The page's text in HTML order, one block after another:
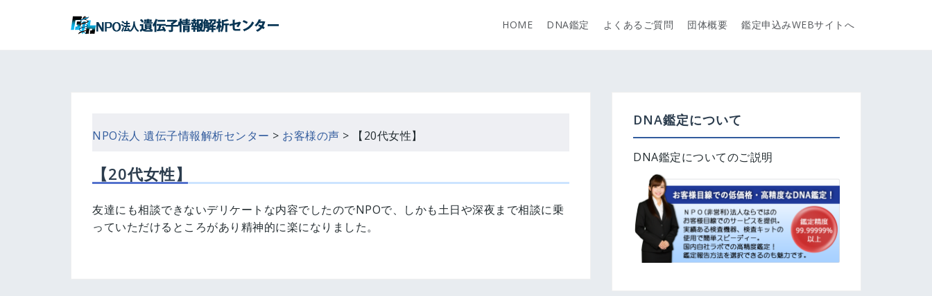
HOME DNA鑑定 よくあるご質問 団体概要 鑑定申込みWEBサイトへ
NPO法人 遺伝子情報解析センター > お客様の声 > 【20代女性】
【20代女性】
友達にも相談できないデリケートな内容でしたのでNPOで、しかも土日や深夜まで相談に乗
っていただけるところがあり精神的に楽になりました。
DNA鑑定について
DNA鑑定についてのご説明